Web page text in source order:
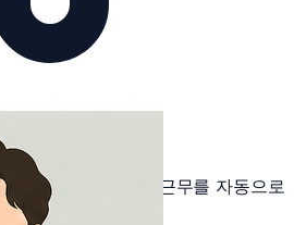
출퇴근 · 외근 · 이동근무를 자동으로